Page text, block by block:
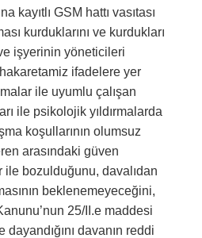
kayıtlı GSM hattı vasıtası
kurduklarını ve kurdukları
işyerinin yöneticileri
ifadelere yer
ile uyumlu çalışan
ile psikolojik yıldırmalarda
koşullarının olumsuz
arasındaki güven
bozulduğunu, davalıdan
beklenemeyeceğini,
25/II.e maddesi
dayandığını davanın reddi